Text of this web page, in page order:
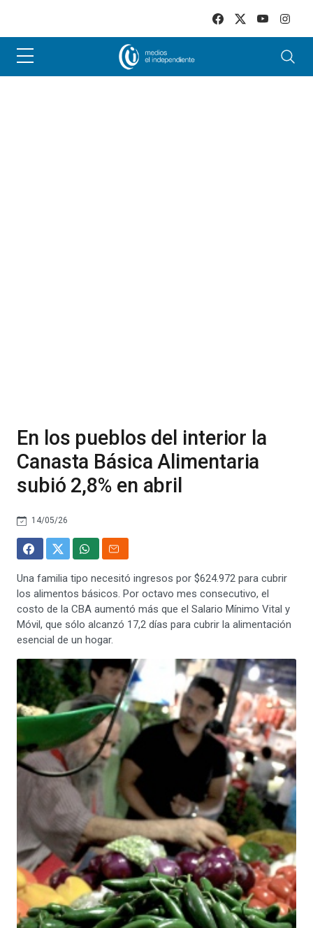
En los pueblos del interior la
Canasta Básica Alimentaria
subió 2,8% en abril
14/05/26
Una familia tipo necesitó ingresos por $624.972 para cubrir
los alimentos básicos. Por octavo mes consecutivo, el
costo de la CBA aumentó más que el Salario Mínimo Vital y
Móvil, que sólo alcanzó 17,2 días para cubrir la alimentación
esencial de un hogar.